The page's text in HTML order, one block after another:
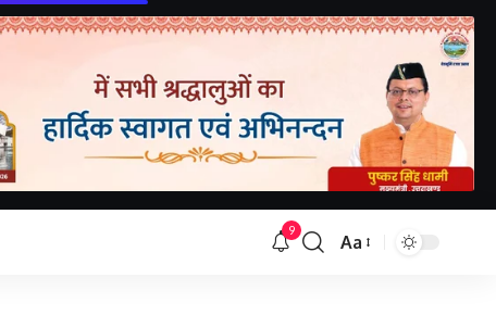
9
Font
Aa